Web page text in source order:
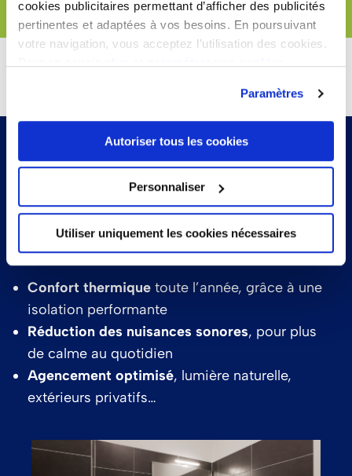
cookies publicitaires permettant d’afficher des publicités
pertinentes et adaptées à vos besoins. En poursuivant
votre navigation, vous acceptez l’utilisation des cookies.
Paramètres
Autoriser tous les cookies
Personnaliser
Utiliser uniquement les cookies nécessaires
CONFORT ET PERFORMANCE AU SERVICE DE
VOTRE BIEN-ÊTRE
Les logements neufs CFD sont pensés pour offrir
une
dès le premier jour :
Confort thermique toute l’année, grâce à une
isolation performante
Réduction des nuisances sonores, pour plus
de calme au quotidien
Agencement optimisé, lumière naturelle,
extérieurs privatifs…